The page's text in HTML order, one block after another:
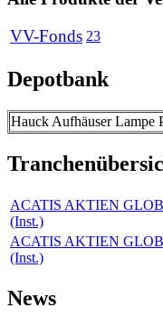
VV-Fonds 23
Depotbank
Hauck Aufhäuser Lampe
ACATIS AKTIEN
(Inst.)
ACATIS AKTIEN
(Inst.)
News